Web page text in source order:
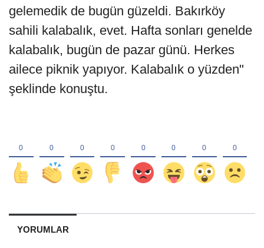
gelemedik de bugün güzeldi. Bakırköy
sahili kalabalık, evet. Hafta sonları genelde
kalabalık, bugün de pazar günü. Herkes
ailece piknik yapıyor. Kalabalık o yüzden"
şeklinde konuştu.
YORUMLAR